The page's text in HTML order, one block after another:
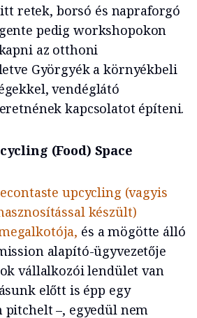
retek, borsó és napraforgó
pedig workshopokon
az otthoni
Györgyék a környékbeli
vendéglátó
kapcsolatot építeni.
(Food) Space
upcycling (vagyis
készült)
és a mögötte álló
alapító-ügyvezetője
vállalkozói lendület van
előtt is épp egy
pitchelt –, egyedül nem